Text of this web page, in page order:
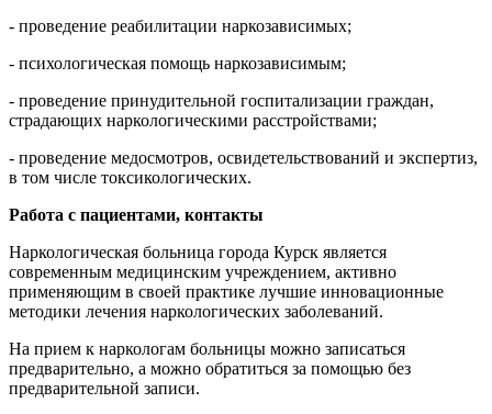
- проведение реабилитации наркозависимых;
- психологическая помощь наркозависимым;
- проведение принудительной госпитализации граждан,
страдающих наркологическими расстройствами;
- проведение медосмотров, освидетельствований и экспертиз,
в том числе токсикологических.
Работа с пациентами, контакты
Наркологическая больница города Курск является
современным медицинским учреждением, активно
применяющим в своей практике лучшие инновационные
методики лечения наркологических заболеваний.
На прием к наркологам больницы можно записаться
предварительно, а можно обратиться за помощью без
предварительной записи.